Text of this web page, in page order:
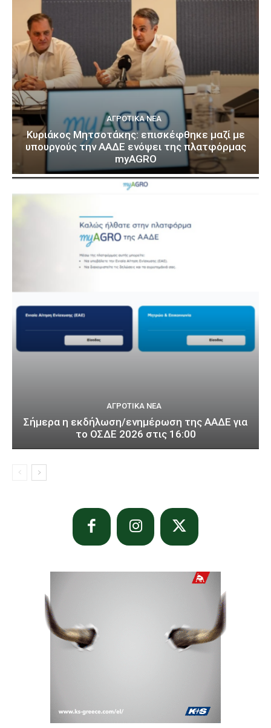
ΑΓΡΟΤΙΚΆ ΝΈΑ
Κυριάκος Μητσοτάκης: επισκέφθηκε μαζί με
υπουργούς την ΑΑΔΕ ενόψει της πλατφόρμας
myAGRO
ΑΓΡΟΤΙΚΆ ΝΈΑ
Σήμερα η εκδήλωση/ενημέρωση της ΑΑΔΕ για
το ΟΣΔΕ 2026 στις 16:00